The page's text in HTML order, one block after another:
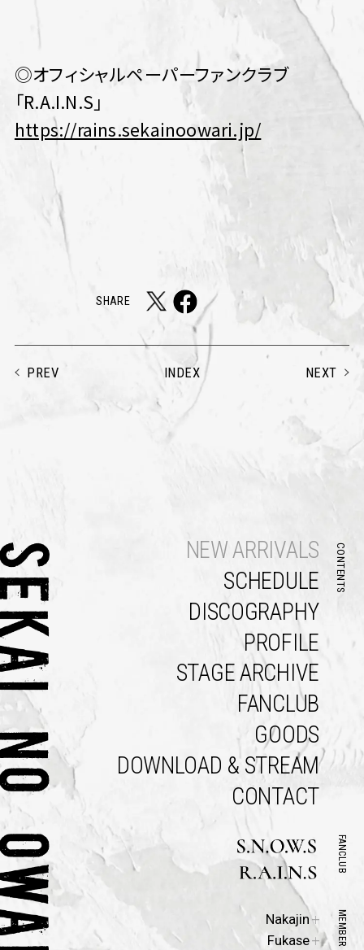
◎オフィシャルペーパーファンクラブ
「R.A.I.N.S」
https://rains.sekainoowari.jp/
SHARE
PREV INDEX NEXT
CONTENTS
NEW ARRIVALS
SCHEDULE
DISCOGRAPHY
PROFILE
STAGE ARCHIVE
FANCLUB
GOODS
DOWNLOAD & STREAM
CONTACT
FANCLUB
MEMBER
Nakajin
Official
Site
Fukase
Official